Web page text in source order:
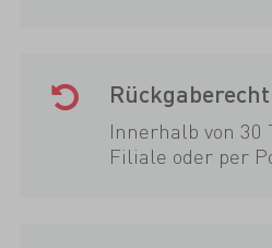
Rückgaberecht
Innerhalb von 30
Filiale oder per